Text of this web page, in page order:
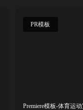
PR模板
Premiere模板-体育运